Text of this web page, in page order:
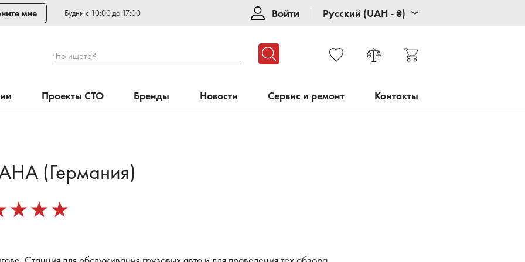
мне Будни с 10:00 до 17:00 Войти Русский (UAH - ₴)
Что ищете?
Проекты СТО Бренды Новости Сервис и ремонт Контакты
(Германия)